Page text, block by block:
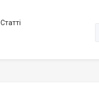
Статті